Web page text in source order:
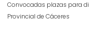
Convocadas plazas para
Provincial de Cáceres